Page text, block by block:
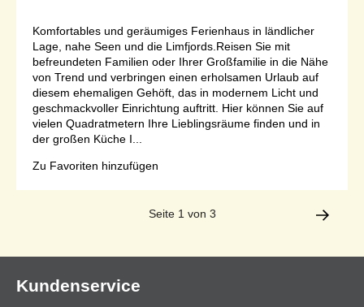
Komfortables und geräumiges Ferienhaus in ländlicher
Lage, nahe Seen und die Limfjords.Reisen Sie mit
befreundeten Familien oder Ihrer Großfamilie in die Nähe
von Trend und verbringen einen erholsamen Urlaub auf
diesem ehemaligen Gehöft, das in modernem Licht und
geschmackvoller Einrichtung auftritt. Hier können Sie auf
vielen Quadratmetern Ihre Lieblingsräume finden und in
der großen Küche I...
Zu Favoriten hinzufügen
Seite 1 von 3
Kundenservice